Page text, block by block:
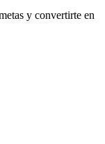
y convertirte en